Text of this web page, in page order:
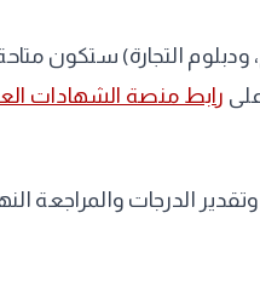
التجارة) ستكون
رابط منصة الشهادات
الدرجات والمراجعة